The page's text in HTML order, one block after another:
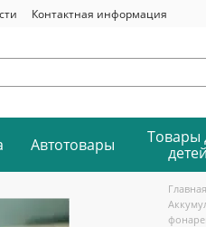
Контактная информация
Автотовары
Товары
детей
Главная